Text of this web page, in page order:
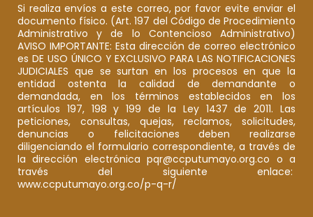
Si realiza envíos a este correo, por favor evite enviar el
documento físico. (Art. 197 del Código de Procedimiento
Administrativo y de lo Contencioso Administrativo)
AVISO IMPORTANTE: Esta dirección de correo electrónico
es DE USO ÚNICO Y EXCLUSIVO PARA LAS NOTIFICACIONES
JUDICIALES que se surtan en los procesos en que la
entidad ostenta la calidad de demandante o
demandada, en los términos establecidos en los
artículos 197, 198 y 199 de la Ley 1437 de 2011. Las
peticiones, consultas, quejas, reclamos, solicitudes,
denuncias o felicitaciones deben realizarse
diligenciando el formulario correspondiente, a través de
la dirección electrónica pqr@ccputumayo.org.co o a
través del siguiente enlace:
www.ccputumayo.org.co/p-q-r/